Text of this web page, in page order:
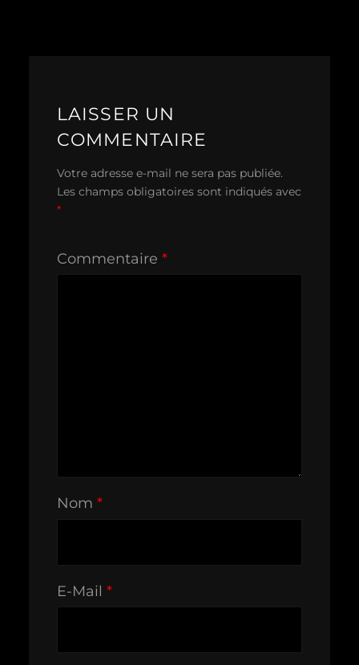
LAISSER UN
COMMENTAIRE
Votre adresse e-mail ne sera pas publiée.
Les champs obligatoires sont indiqués avec
*
Commentaire *
Nom *
E-Mail *